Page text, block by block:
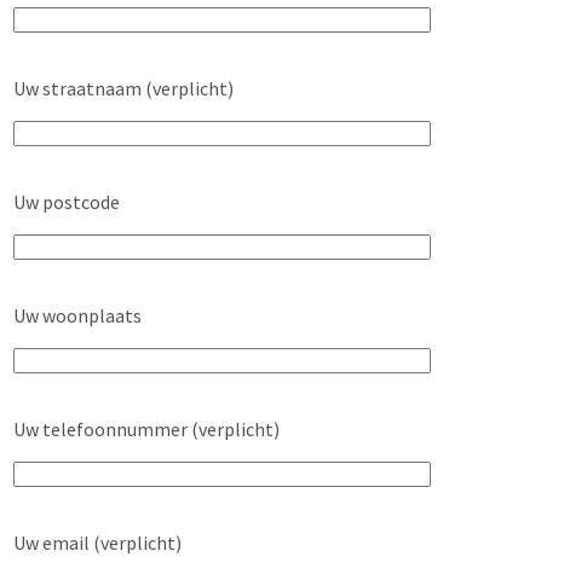
Uw straatnaam (verplicht)
Uw postcode
Uw woonplaats
Uw telefoonnummer (verplicht)
Uw email (verplicht)